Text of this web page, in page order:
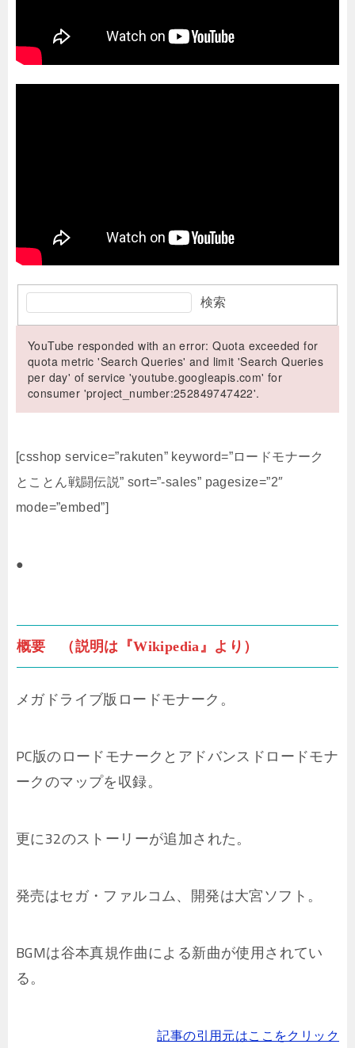
検索
YouTube responded with an error: Quota exceeded for
quota metric 'Search Queries' and limit 'Search Queries
per day' of service 'youtube.googleapis.com' for
consumer 'project_number:252849747422'.
[csshop service=”rakuten” keyword=”ロードモナーク
とことん戦闘伝説” sort=”-sales” pagesize=”2″
mode=”embed”]
●
概要 （説明は『Wikipedia』より）
メガドライブ版ロードモナーク。
PC版のロードモナークとアドバンスドロードモナ
ークのマップを収録。
更に32のストーリーが追加された。
発売はセガ・ファルコム、開発は大宮ソフト。
BGMは谷本真規作曲による新曲が使用されてい
る。
記事の引用元はここをクリック